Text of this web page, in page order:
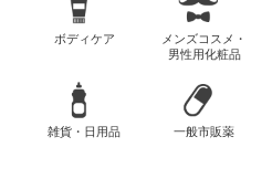
ボディケア
メンズコスメ・
男性用化粧品
雑貨・日用品 一般市販薬